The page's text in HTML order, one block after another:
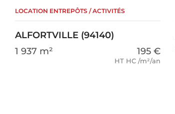
LOCATION ENTREPÔTS / ACTIVITÉS
ALFORTVILLE (94140)
1 937 m²
195 €
HT HC /m²/an